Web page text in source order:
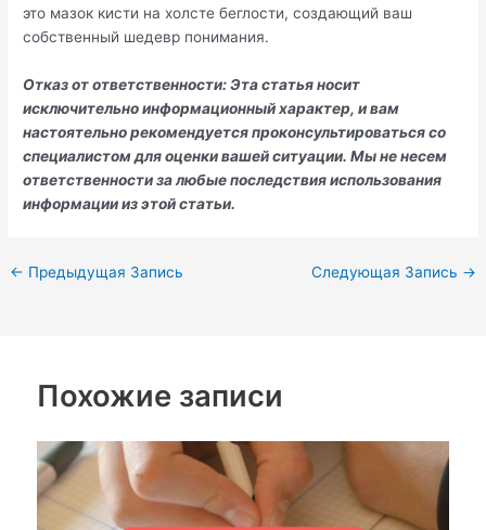
это мазок кисти на холсте беглости, создающий ваш
собственный шедевр понимания.
Отказ от ответственности: Эта статья носит
исключительно информационный характер, и вам
настоятельно рекомендуется проконсультироваться со
специалистом для оценки вашей ситуации. Мы не несем
ответственности за любые последствия использования
информации из этой статьи.
← Предыдущая Запись Следующая Запись →
Похожие записи